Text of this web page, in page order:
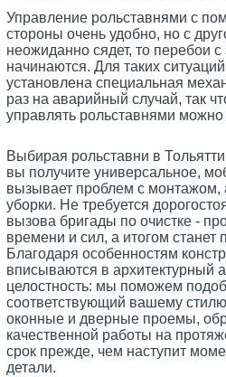
Управление рольставнями с
стороны очень удобно, но с
неожиданно сядет, то перебои с
начинаются. Для таких
установлена специальная
раз на аварийный случай, так
управлять рольставнями можно
Выбирая рольставни в
вы получите универсальное,
вызывает проблем с монтажом,
уборки. Не требуется
вызова бригады по очистке -
времени и сил, а итогом
Благодаря особенностям
вписываются в архитектурный
целостность: мы поможем
соответствующий вашему
оконные и дверные проемы,
качественной работы на
срок прежде, чем наступит
детали.